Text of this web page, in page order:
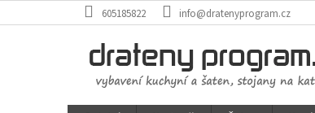
na
605185822 info@dratenyprogram.cz